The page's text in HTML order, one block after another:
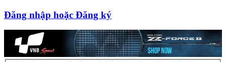
Đăng nhập hoặc Đăng ký